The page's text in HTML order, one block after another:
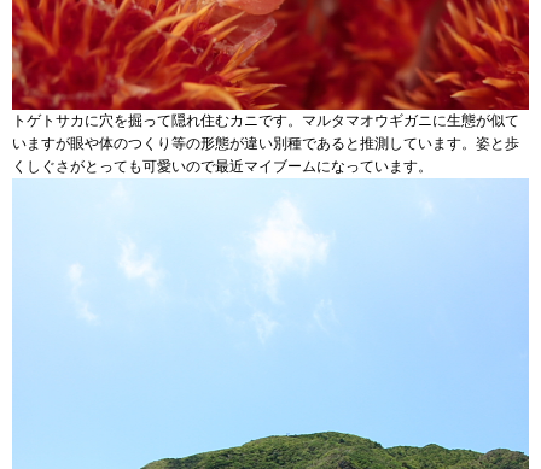
トゲトサカに穴を掘って隠れ住むカニです。マルタマオウギガニに生態が似て
いますが眼や体のつくり等の形態が違い別種であると推測しています。姿と歩
くしぐさがとっても可愛いので最近マイブームになっています。